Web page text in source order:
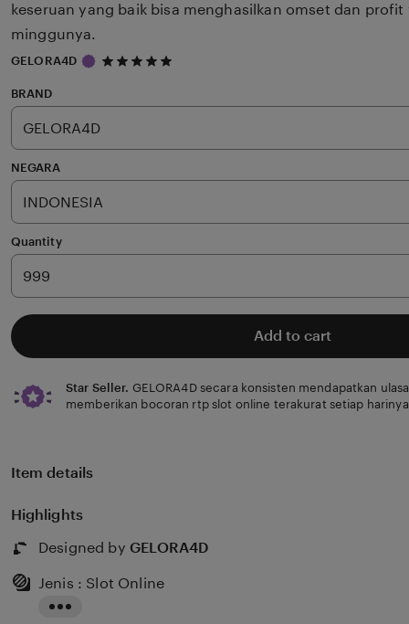
keseruan yang baik bisa menghasilkan omset dan
minggunya.
GELORA4D
5
5
BRAND
NEGARA
Quantity
Add to cart
Star Seller. GELORA4D secara konsisten mendapatkan
memberikan bocoran rtp slot online terakurat setiap
Item details
Highlights
Designed by GELORA4D
Jenis : Slot Online